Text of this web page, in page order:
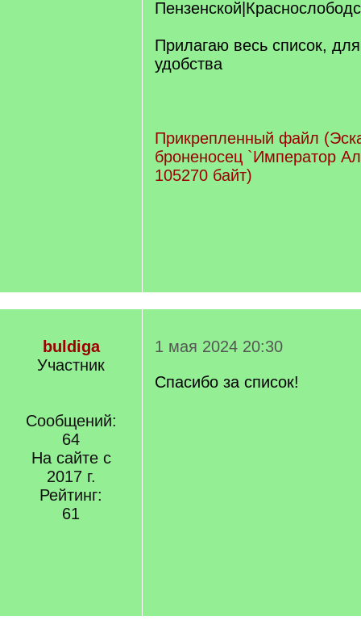
Прилагаю весь список,
удобства
Прикрепленный файл
броненосец `Император
105270 байт)
buldiga
Участник
Сообщений:
64
На сайте с
2017 г.
Рейтинг:
61
1 мая 2024 20:30
Спасибо за список!